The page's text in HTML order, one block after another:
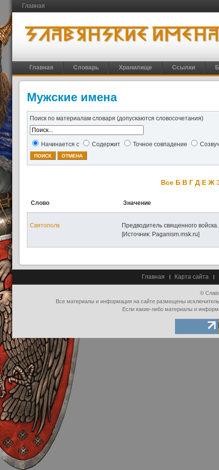
Главная
Главная Словарь Хранилище Ссылки
Мужские имена
Поиск по материалам словаря (допускаются словосочетания)
Начинается с Содержит Точное совпадение
Все Б В Г Д Е Ж
Слово Значение
Святополк
Предводитель священного
[Источник: Paganism.msk.ru]
Главная Карта сайта
©
Все материалы и информация на сайте размещены
Если какие-либо материалы и